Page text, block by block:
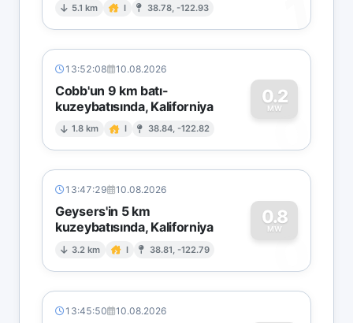
5.1 km I 38.78, -122.93
13:52:08 10.08.2026
Cobb'un 9 km batı-
kuzeybatısında, Kaliforniya
1.8 km I 38.84, -122.82
0.2
MW
0
13:47:29 10.08.2026
Geysers'in 5 km
kuzeybatısında, Kaliforniya
3.2 km I 38.81, -122.79
0.8
MW
0
13:45:50 10.08.2026